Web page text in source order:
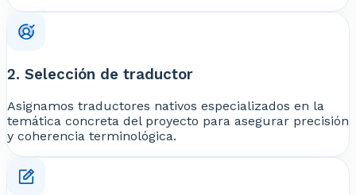
2. Selección de traductor
Asignamos traductores nativos especializados en la
temática concreta del proyecto para asegurar precisión
y coherencia terminológica.